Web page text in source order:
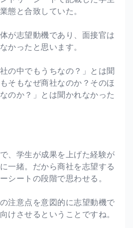
態と合致していた。
が志望動機であり、面接官は
かったと思います。
の中でもうちなの？」とは聞
そもなぜ商社なのか？そのほ
のか？」とは聞かれなかった
、学生が成果を上げた経験が
一緒。だから商社を志望する
シートの段階で思わせる。
注意点を意図的に志望動機で
けさせるということですね。